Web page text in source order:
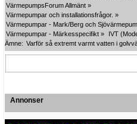
VärmepumpsForum Allmänt »
Värmepumpar och installationsfrågor. »
Värmepumpar - Mark/Berg och
Värmepumpar - Märkesspecifikt » IVT
Ämne: Varför så extremt varmt vatten i
Annonser